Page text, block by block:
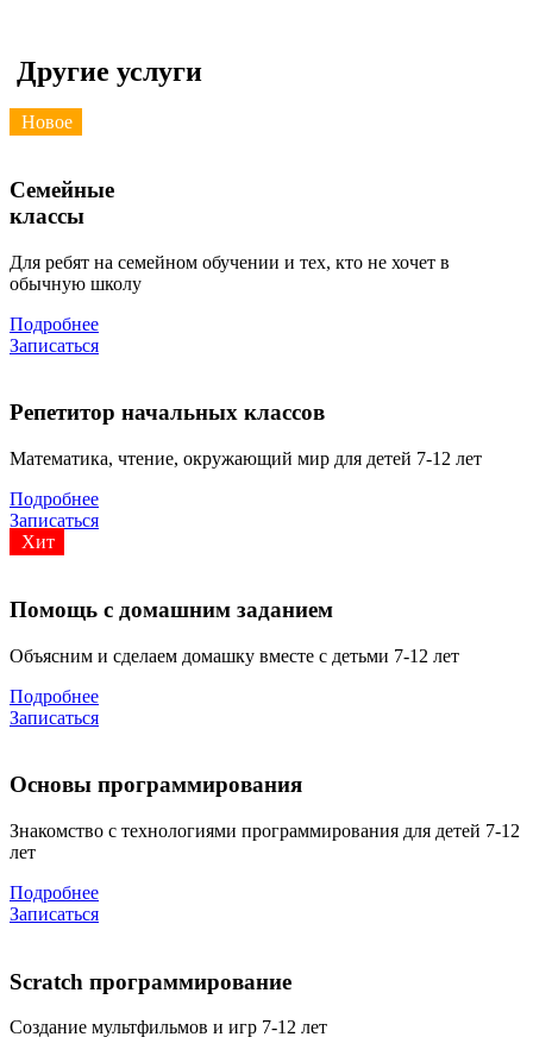
Другие услуги
Новое
Семейные
классы
Для ребят на семейном обучении и тех, кто не хочет в
обычную школу
Подробнее
Записаться
Репетитор начальных классов
Математика, чтение, окружающий мир для детей 7-12 лет
Подробнее
Записаться
Хит
Помощь с домашним заданием
Объясним и сделаем домашку вместе с детьми 7-12 лет
Подробнее
Записаться
Основы программирования
Знакомство с технологиями программирования для детей 7-12
лет
Подробнее
Записаться
Scratch программирование
Создание мультфильмов и игр 7-12 лет